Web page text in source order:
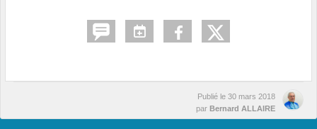
Publié le 30 mars 2018
par Bernard ALLAIRE